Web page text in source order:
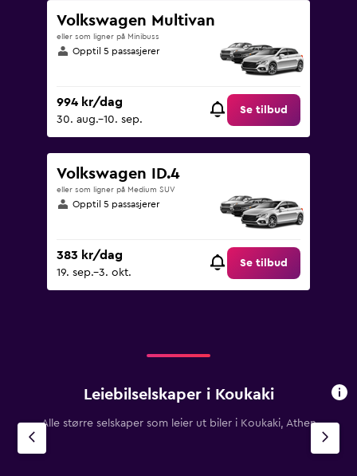
Volkswagen Multivan
eller som ligner på Minibuss
Opptil 5 passasjerer
994 kr/dag
30. aug.–10. sep.
Se tilbud
Volkswagen ID.4
eller som ligner på Medium SUV
Opptil 5 passasjerer
383 kr/dag
19. sep.–3. okt.
Se tilbud
Leiebilselskaper i Koukaki
Alle større selskaper som leier ut biler i Koukaki, Athen